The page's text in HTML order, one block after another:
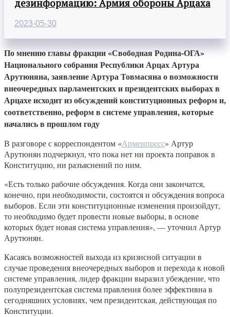
дезинформацию: Армия обороны Арцаха
2023-05-30
По мнению главы фракции «Свободная Родина-ОГА»
Национального собрания Республики Арцах Артура
Арутюняна, заявление Артура Товмасяна о возможности
внеочередных парламентских и президентских выборах в
Арцахе исходит из обсуждений конституционных реформ и,
соответственно, реформ в системе управления, которые
начались в прошлом году
В разговоре с корреспондентом «Арменпресс» Артур
Арутюнян подчеркнул, что пока нет ни проекта поправок в
Конституцию, ни разъяснений по ним.
«Есть только рабочие обсуждения. Когда они закончатся,
конечно, при необходимости, состоятся и обсуждения вопроса
выборов. Если эти конституционные изменения произойдут,
то необходимо будет провести новые выборы, в основе
которых будет новая система управления», — уточнил Артур
Арутюнян.
Касаясь возможностей выхода из кризисной ситуации в
случае проведения внеочередных выборов и перехода к новой
системе управления, лидер фракции выразил убеждение, что
полупрезидентская система правления более эффективна в
сегодняшних условиях, чем президентская, действующая по
Конституции.